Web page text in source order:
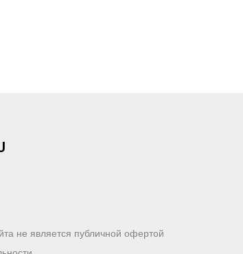
не является публичной офертой